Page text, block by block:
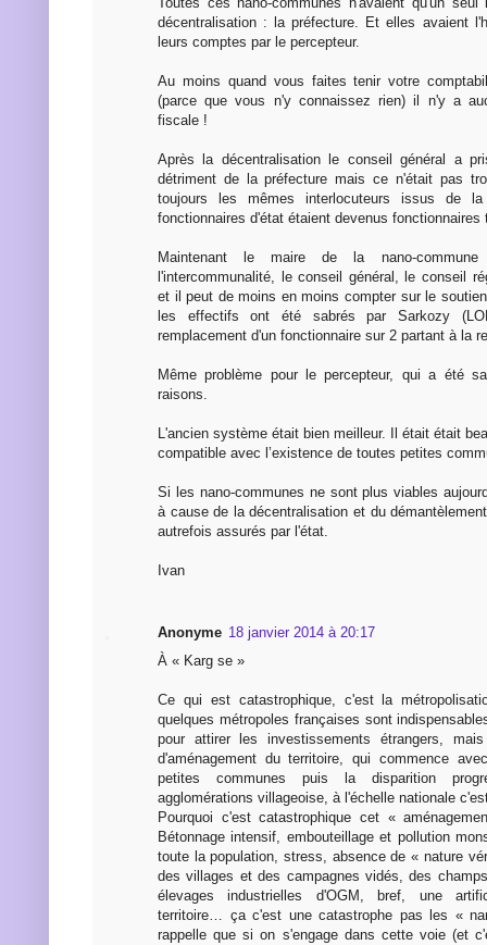
décentralisation : la préfecture. Et elles avaient
leurs comptes par le percepteur.
Au moins quand vous faites tenir votre
(parce que vous n'y connaissez rien) il n'y a
fiscale !
Après la décentralisation le conseil général a
détriment de la préfecture mais ce n'était pas
toujours les mêmes interlocuteurs issus de
fonctionnaires d'état étaient devenus fonctionnaires
Maintenant le maire de la nano-
l'intercommunalité, le conseil général, le conseil
et il peut de moins en moins compter sur le
les effectifs ont été sabrés par Sarkozy
remplacement d'un fonctionnaire sur 2 partant à la
Même problème pour le percepteur, qui a été
raisons.
L'ancien système était bien meilleur. Il était était
compatible avec l’existence de toutes petites
Si les nano-communes ne sont plus viables
à cause de la décentralisation et du
autrefois assurés par l'état.
Ivan
Anonyme 18 janvier 2014 à 20:17
À « Karg se »
Ce qui est catastrophique, c'est la
quelques métropoles françaises sont
pour attirer les investissements étrangers,
d'aménagement du territoire, qui commence
petites communes puis la disparition
agglomérations villageoise, à l'échelle nationale
Pourquoi c'est catastrophique cet «
Bétonnage intensif, embouteillage et pollution
toute la population, stress, absence de « nature
des villages et des campagnes vidés, des
élevages industrielles d'OGM, bref, une
territoire… ça c'est une catastrophe pas les «
rappelle que si on s'engage dans cette voie (et